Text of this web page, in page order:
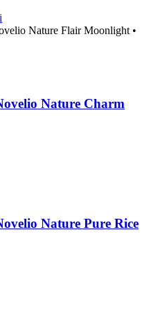
Nature Flair Moonlight •
Nature Charm
Nature Pure Rice